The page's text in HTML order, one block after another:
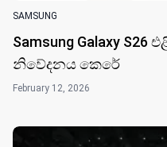
SAMSUNG
Samsung Galaxy
නිවේදනය කෙරේ
February 12, 2026